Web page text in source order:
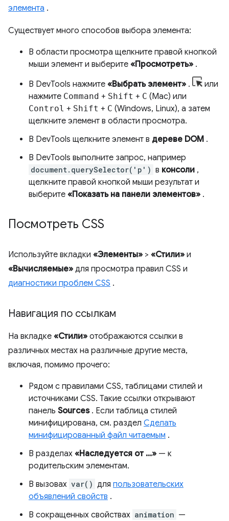
элемента .
Существует много способов выбора элемента:
В области просмотра щелкните правой кнопкой
мыши элемент и выберите «Просмотреть» .
В DevTools нажмите «Выбрать элемент» .
или
нажмите Command + Shift + C (Mac) или
Control + Shift + C (Windows, Linux), а затем
щелкните элемент в области просмотра.
В DevTools щелкните элемент в дереве DOM .
В DevTools выполните запрос, например
document.querySelector('p') в консоли ,
щелкните правой кнопкой мыши результат и
выберите «Показать на панели элементов» .
Посмотреть CSS
Используйте вкладки «Элементы» > «Стили» и
«Вычисляемые» для просмотра правил CSS и
диагностики проблем CSS .
Навигация по ссылкам
На вкладке «Стили» отображаются ссылки в
различных местах на различные другие места,
включая, помимо прочего:
Рядом с правилами CSS, таблицами стилей и
источниками CSS. Такие ссылки открывают
панель Sources. Если таблица стилей
минифицирована, см. раздел Сделать
минифицированный файл читаемым .
В разделах «Наследуется от ...» — к
родительским элементам.
В вызовах var() для пользовательских
объявлений свойств .
В сокращенных свойствах animation —